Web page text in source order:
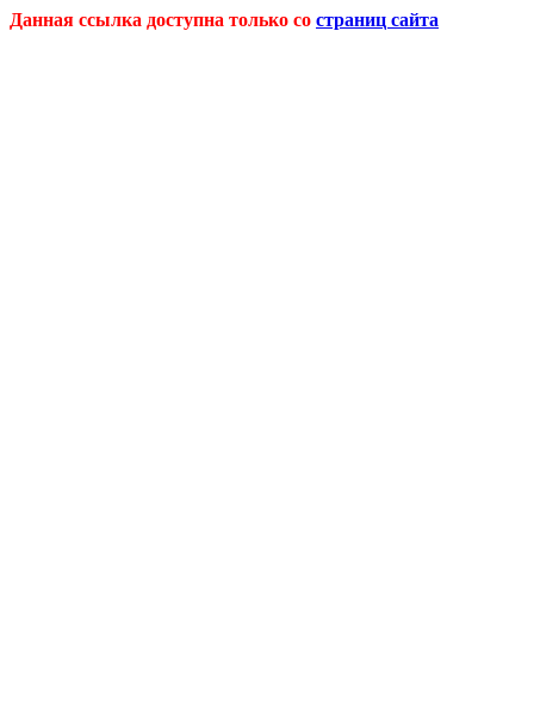
Данная ссылка доступна только со страниц сайта